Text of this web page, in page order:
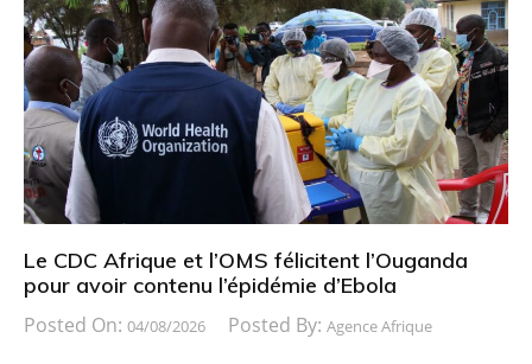
Le CDC Afrique et l’OMS félicitent l’Ouganda
pour avoir contenu l’épidémie d’Ebola
Posted On: 04/08/2026 Posted By: Agence Afrique